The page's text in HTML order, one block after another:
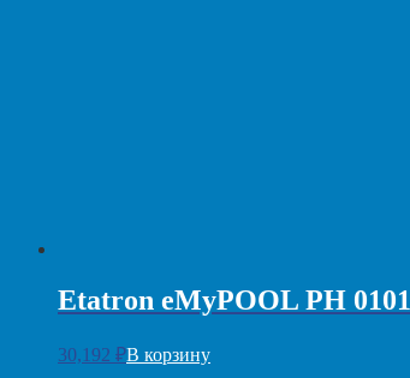
Etatron eMyPOOL PH 0101
30,192 ₽В корзину